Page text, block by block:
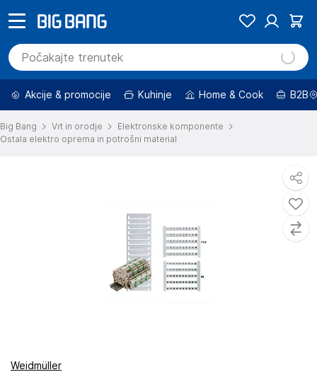
Akcije & promocije Kuhinje Home & Cook B2B
Big Bang Vrt in orodje
Elektronske komponente
Ostala elektro oprema in potrošni material
Weidmüller